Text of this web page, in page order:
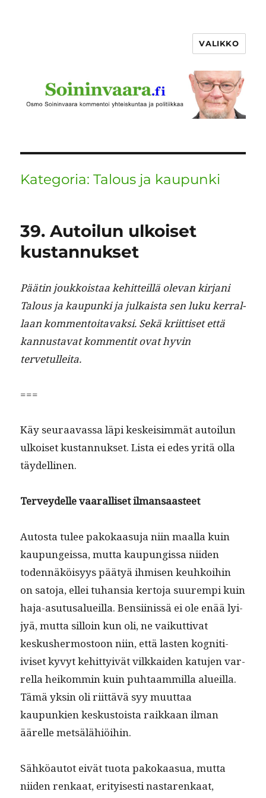
VALIKKO
Kategoria:Talous ja kaupunki
39. Autoilun ulkoiset
kustannukset
Päätin joukkois­taa kehit­teil­lä ole­van kir­jani
Talous ja kaupun­ki ja julka­ista sen luku ker­ral­
laan kom­men­toitavak­si. Sekä kri­it­tiset että
kan­nus­ta­vat kom­men­tit ovat hyvin
tervetulleita.
===
Käy seu­raavas­sa läpi keskeisim­mät autoilun
ulkoiset kus­tan­nuk­set. Lista ei edes yritä olla
täydellinen.
Ter­vey­delle vaar­al­liset ilmansaasteet
Autos­ta tulee pakokaa­su­ja niin maal­la kuin
kaupungeis­sa, mut­ta kaupungis­sa niiden
toden­näköisyys pää­tyä ihmisen keuhkoi­hin
on sato­ja, ellei tuhan­sia ker­to­ja suurem­pi kuin
haja-asu­tusalueil­la. Ben­si­inis­sä ei ole enää lyi­
jyä, mut­ta sil­loin kun oli, ne vaikut­ti­vat
keskush­er­mostoon niin, että las­ten kog­ni­ti­
iviset kyvyt kehit­tyivät vilkkaiden katu­jen var­
rel­la heikom­min kuin puh­taam­mil­la alueil­la.
Tämä yksin oli riit­tävä syy muut­taa
kaupunkien keskus­toista raikkaan ilman
äärelle metsälähiöihin.
Sähköau­tot eivät tuo­ta pakokaa­sua, mut­ta
niiden renkaat, eri­tyis­es­ti nastarenkaat,